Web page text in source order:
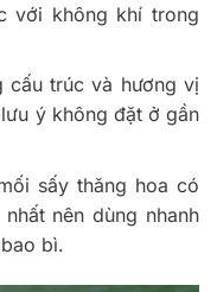
với không khí trong
cấu trúc và hương vị
ý không đặt ở gần
sấy thăng hoa có
nên dùng nhanh
bì.